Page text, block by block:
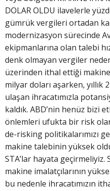
DOLAR OLDU ilavelerle
gümrük vergileri ortadan
modernizasyon sürecinde
ekipmanlarına olan talebi
denk olmayan vergiler
üzerinden ithal ettiği
milyar doları aşarken, yıllık
ulaşan ihracatımızla
kaldık. ABD’nin henüz bizi
önlemleri ufukta bir risk
de-risking politikalarımızı
makine talebinin yüksek
STA’lar hayata geçirmeliyiz.
makine imalatçılarının
bu nedenle ihracatımızın